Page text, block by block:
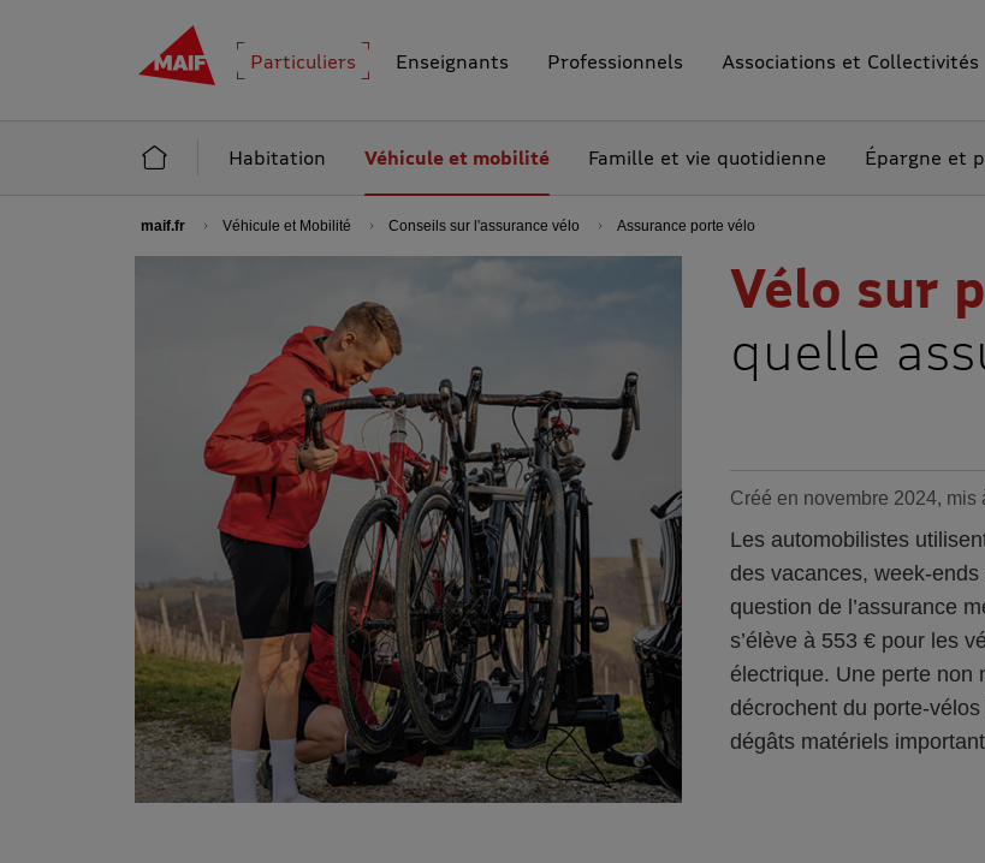
MAIF - Allez à l'accueil de maif.fr
Particuliers Enseignants Professionnels Associations et Collectivités
Accueil Particuliers
Habitation Véhicule et mobilité Famille et vie quotidienne Épargne et
maif.fr Véhicule et Mobilité Conseils sur l'assurance vélo Assurance porte vélo
Vélo sur
quelle
Créé en novembre 2024,
Les automobilistes
des vacances, week-
question de l’assurance
s’élève à 553 € pour les
électrique. Une perte non
décrochent du porte-
dégâts matériels